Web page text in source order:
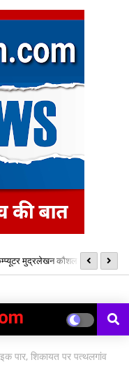
मुद्रलेखन कौशल परीक्षा
पार, शिकायत पर पत्थलगांव